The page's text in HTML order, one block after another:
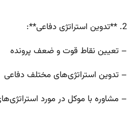
2. **تدوین استراتژی دفاعی**:
– تعیین نقاط قوت و ضعف پرونده
– تدوین استراتژی‌های مختلف دفاعی
– مشاوره با موکل در مورد